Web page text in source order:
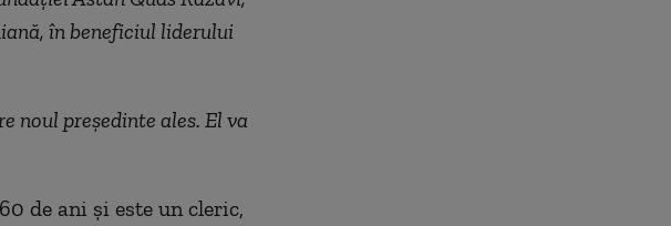
în beneficiul liderului
noul președinte ales. El va
de ani și este un cleric,